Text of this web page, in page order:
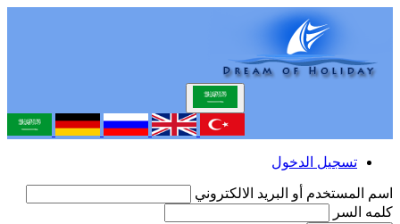
تسجيل الدخول
اسم المستخدم أو البريد الالكتروني
كلمه السر